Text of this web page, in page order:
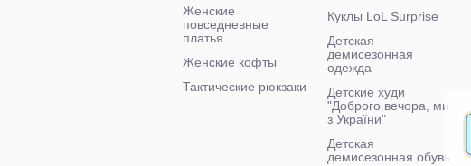
Женские
повседневные
платья
Женские кофты
Тактические рюкзаки
Куклы LoL Surprise
Детская
демисезонная
одежда
Детские худи
"Доброго вечора, ми
з України"
Детская
демисезонная обувь